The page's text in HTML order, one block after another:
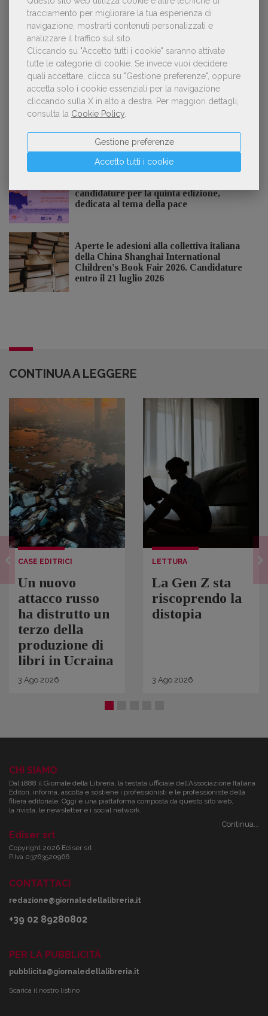
tracciamento per migliorare la tua esperienza di
navigazione, mostrarti contenuti personalizzati e
analizzare il traffico sul sito.
Cliccando su "Accetto tutti i cookie" saranno attivate
tutte le categorie di cookie. Se invece vuoi decidere
quali accettare, clicca su "Gestione preferenze", oppure
accetta solo i cookie essenziali per la navigazione
cliccando sulla X in alto a destra.
Per maggiori dettagli,
consulta la Cookie Policy
Accetto tutti i cookie
Gestione preferenze
sospetto utilizzo dell’IA
«La voce umana? Ha un valore aggiunto
impareggiabile». Simona Musmeci, product
manager ebook e audiolibri
NOTIZIE DALL'AIE
candidature per la quinta edizione,
dedicata al tema della pace
Aperte le adesioni alla collettiva italiana
della China Shanghai International
Children's Book Fair 2026. Candidature
entro il 21 luglio 2026
CONTINUA A LEGGERE
CASE EDITRICI
Un nuovo
attacco russo
ha distrutto un
terzo della
produzione di
libri in Ucraina
3 Ago 2026
LETTURA
La Gen Z sta
riscoprendo la
distopia
3 Ago 2026
CHI SIAMO
Dal 1888 il Giornale della Libreria, la testata ufficiale dell’Associazione Italiana
Editori, informa, ascolta e sostiene i professionisti e le professioniste della
filiera editoriale. Oggi è una piattaforma composta da questo sito web,
la rivista, le newsletter e i social network.
Continua...
Ediser srl
Copyright 2026 Ediser srl
P.Iva 03763520966
CONTATTACI
redazione@giornaledellalibreria.it
+39 02 89280802
PER LA PUBBLICITÀ
pubblicita@giornaledellalibreria.it
Scarica il nostro listino